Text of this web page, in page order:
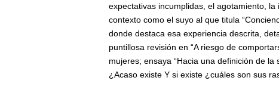
expectativas incumplidas, el agotamiento,
contexto como el suyo al que titula
donde destaca esa experiencia descrita,
puntillosa revisión en “A riesgo de
mujeres; ensaya “Hacia una definición de
¿Acaso existe Y si existe ¿cuáles son sus